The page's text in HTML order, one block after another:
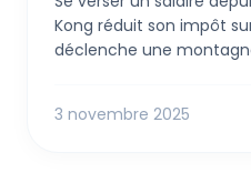
Kong réduit son impôt
déclenche une
mais une nouvelle règle
3 novembre 2025